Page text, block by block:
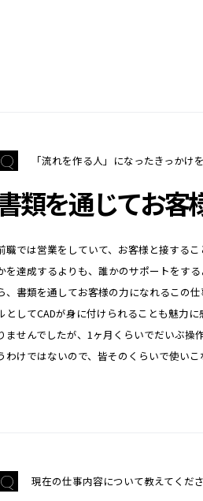
「流れを作る人」になったきっかけ
類を通じてお客
職では営業をしていて、お客様と接する
を達成するよりも、誰かのサポートをす
、書類を通してお客様の力になれるこの
としてCADが身に付けられることも魅力
ませんでしたが、1ヶ月くらいでだいぶ
わけではないので、皆そのくらいで使いこ
現在の仕事内容について教えてくださ